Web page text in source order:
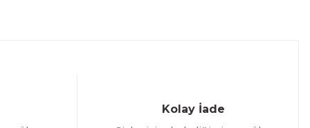
Kolay İade